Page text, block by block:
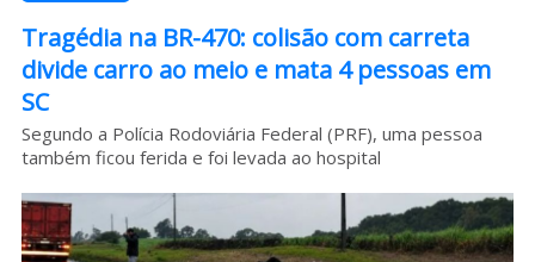
Podcasts
Tragédia na BR-470: colisão com carreta
divide carro ao meio e mata 4 pessoas em
SC
Segundo a Polícia Rodoviária Federal (PRF), uma pessoa
também ficou ferida e foi levada ao hospital